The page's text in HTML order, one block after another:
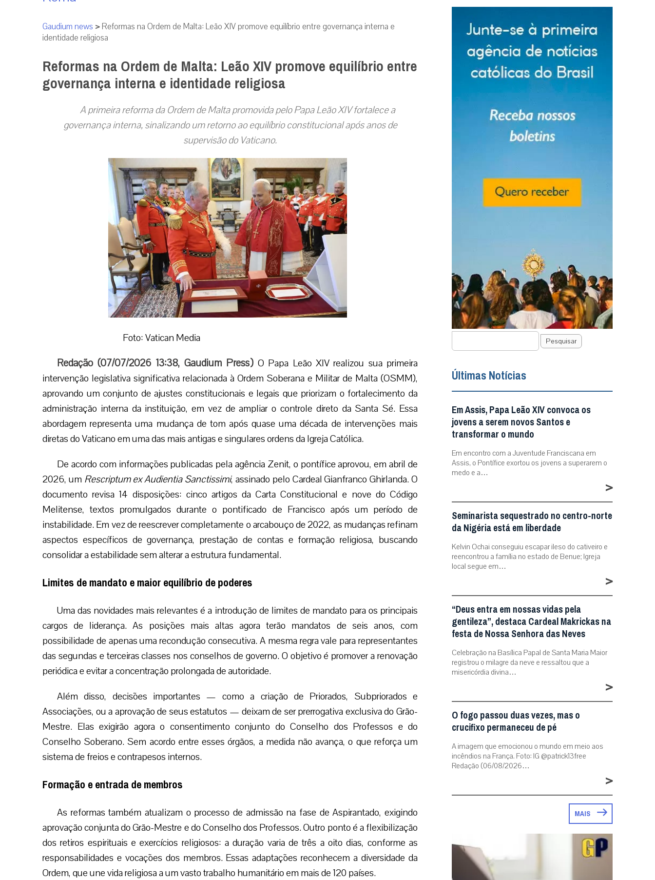
Gaudium news >Reformas na Ordem de Malta: Leão XIV promove equilíbrio entre governança interna e
identidade religiosa
Reformas na Ordem de Malta: Leão XIV promove equilíbrio entre
governança interna e identidade religiosa
A primeira reforma da Ordem de Malta promovida pelo Papa Leão XIV fortalece a
governança interna, sinalizando um retorno ao equilíbrio constitucional após anos de
supervisão do Vaticano.
Foto: Vatican Media
Redação (07/07/2026 13:38,Gaudium Press) O Papa Leão XIV realizou sua primeira
intervenção legislativa significativa relacionada à Ordem Soberana e Militar de Malta (OSMM),
aprovando um conjunto de ajustes constitucionais e legais que priorizam o fortalecimento da
administração interna da instituição, em vez de ampliar o controle direto da Santa Sé. Essa
abordagem representa uma mudança de tom após quase uma década de intervenções mais
diretas do Vaticano em uma das mais antigas e singulares ordens da Igreja Católica.
De acordo com informações publicadas pela agência Zenit, o pontífice aprovou, em abril de
2026, um Rescriptum ex Audientia Sanctissimi, assinado pelo Cardeal Gianfranco Ghirlanda. O
documento revisa 14 disposições: cinco artigos da Carta Constitucional e nove do Código
Melitense, textos promulgados durante o pontificado de Francisco após um período de
instabilidade. Em vez de reescrever completamente o arcabouço de 2022, as mudanças refinam
aspectos específicos de governança, prestação de contas e formação religiosa, buscando
consolidar a estabilidade sem alterar a estrutura fundamental.
Limites de mandato e maior equilíbrio de poderes
Uma das novidades mais relevantes é a introdução de limites de mandato para os principais
cargos de liderança. As posições mais altas agora terão mandatos de seis anos, com
possibilidade de apenas uma recondução consecutiva. A mesma regra vale para representantes
das segundas e terceiras classes nos conselhos de governo. O objetivo é promover a renovação
periódica e evitar a concentração prolongada de autoridade.
Além disso, decisões importantes — como a criação de Priorados, Subpriorados e
Associações, ou a aprovação de seus estatutos — deixam de ser prerrogativa exclusiva do Grão-
Mestre. Elas exigirão agora o consentimento conjunto do Conselho dos Professos e do
Conselho Soberano. Sem acordo entre esses órgãos, a medida não avança, o que reforça um
sistema de freios e contrapesos internos.
Formação e entrada de membros
As reformas também atualizam o processo de admissão na fase de Aspirantado, exigindo
aprovação conjunta do Grão-Mestre e do Conselho dos Professos. Outro ponto é a flexibilização
dos retiros espirituais e exercícios religiosos: a duração varia de três a oito dias, conforme as
responsabilidades e vocações dos membros. Essas adaptações reconhecem a diversidade da
Ordem, que une vida religiosa a um vasto trabalho humanitário em mais de 120 países.
Pesquisar
Últimas Notícias
Em Assis, Papa Leão XIV convoca os
jovens a serem novos Santos e
transformar o mundo
Em encontro com a Juventude Franciscana em
Assis, o Pontífice exortou os jovens a superarem o
medo e a…
>
Seminarista sequestrado no centro-norte
da Nigéria está em liberdade
Kelvin Ochai conseguiu escapar ileso do cativeiro e
reencontrou a família no estado de Benue; Igreja
local segue em…
>
“Deus entra em nossas vidas pela
gentileza”, destaca Cardeal Makrickas na
festa de Nossa Senhora das Neves
Celebração na Basílica Papal de Santa Maria Maior
registrou o milagre da neve e ressaltou que a
misericórdia divina…
>
O fogo passou duas vezes, mas o
crucifixo permaneceu de pé
A imagem que emocionou o mundo em meio aos
incêndios na França. Foto: IG @patrick13free
Redação (06/08/2026…
>
MAIS